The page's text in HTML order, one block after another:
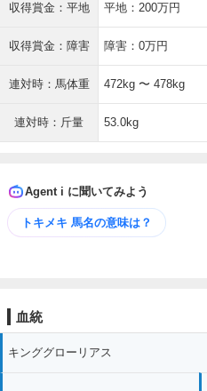
収得賞金：平地 平地：200万円
収得賞金：障害 障害：0万円
連対時：馬体重 472kg 〜 478kg
連対時：斤量 53.0kg
Agent i に聞いてみよう
トキメキ 馬名の意味は？
血統
キンググローリアス